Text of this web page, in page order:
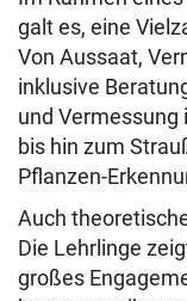
galt es, eine
Von Aussaat,
inklusive
und
bis hin zum
Pflanzen-
Auch
Die Lehrlinge
großes